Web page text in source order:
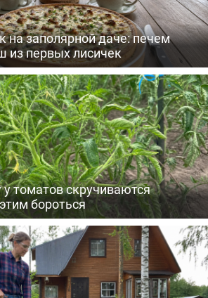
на заполярной даче: печем
из первых лисичек
томатов скручиваются
бороться